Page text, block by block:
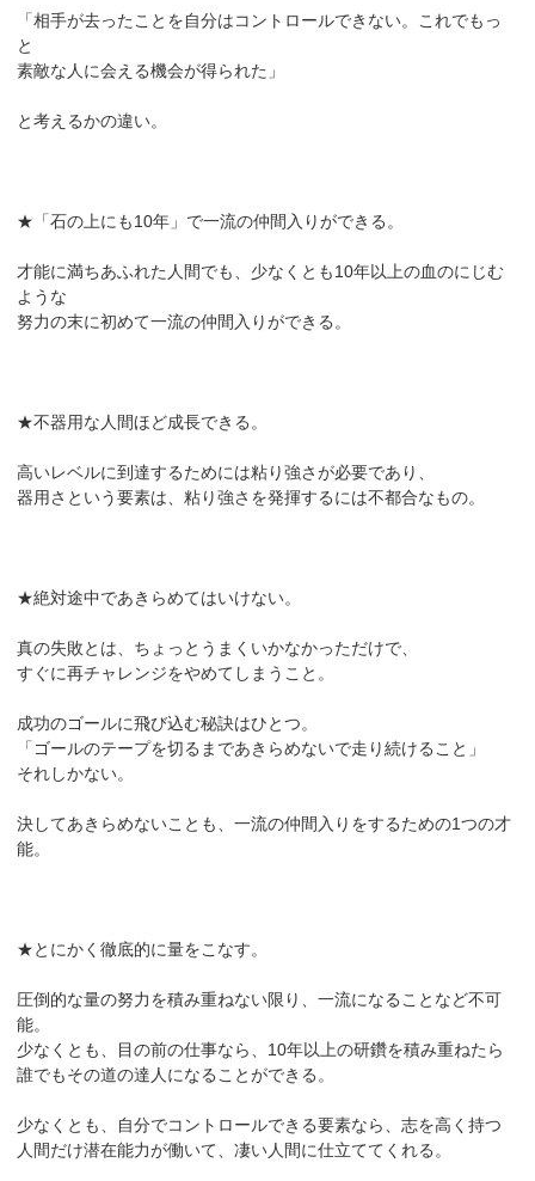
「相手が去ったことを自分はコントロールできない。これでもっ
と
素敵な人に会える機会が得られた」
と考えるかの違い。
★「石の上にも10年」で一流の仲間入りができる。
才能に満ちあふれた人間でも、少なくとも10年以上の血のにじむ
ような
努力の末に初めて一流の仲間入りができる。
★不器用な人間ほど成長できる。
高いレベルに到達するためには粘り強さが必要であり、
器用さという要素は、粘り強さを発揮するには不都合なもの。
★絶対途中であきらめてはいけない。
真の失敗とは、ちょっとうまくいかなかっただけで、
すぐに再チャレンジをやめてしまうこと。
成功のゴールに飛び込む秘訣はひとつ。
「ゴールのテープを切るまであきらめないで走り続けること」
それしかない。
決してあきらめないことも、一流の仲間入りをするための1つの才
能。
★とにかく徹底的に量をこなす。
圧倒的な量の努力を積み重ねない限り、一流になることなど不可
能。
少なくとも、目の前の仕事なら、10年以上の研鑽を積み重ねたら
誰でもその道の達人になることができる。
少なくとも、自分でコントロールできる要素なら、志を高く持つ
人間だけ潜在能力が働いて、凄い人間に仕立ててくれる。